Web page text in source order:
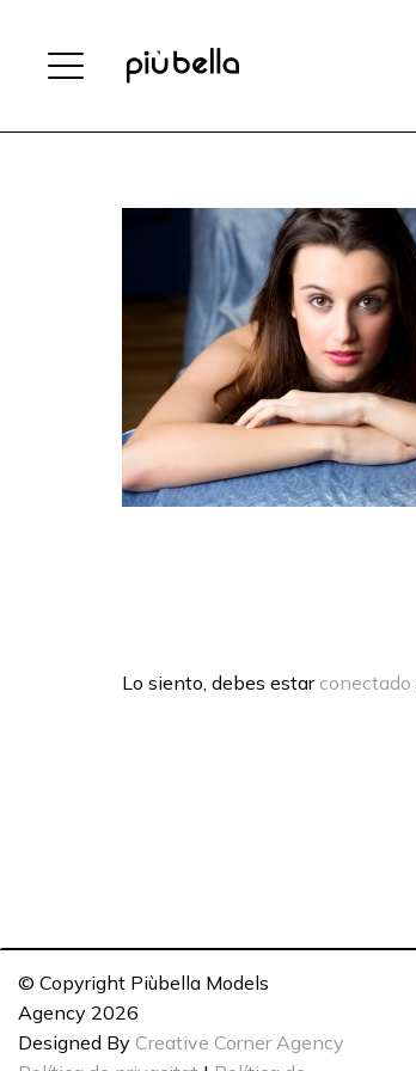
Lo siento, debes estar conectado
© Copyright Piùbella Models
Agency 2026
Designed By Creative Corner Agency